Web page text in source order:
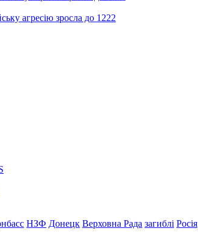
агресію зросла до 1222
НЗФ Донецк Верховна Рада загиблі Росія